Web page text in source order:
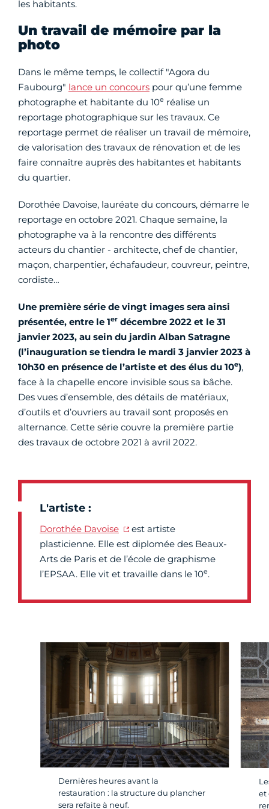
les habitants.
Un travail de mémoire par la
photo
Dans le même temps, le collectif "Agora du
Faubourg" lance un concours pour qu’une femme
photographe et habitante du 10e réalise un
reportage photographique sur les travaux. Ce
reportage permet de réaliser un travail de mémoire,
de valorisation des travaux de rénovation et de les
faire connaître auprès des habitantes et habitants
du quartier.
Dorothée Davoise, lauréate du concours, démarre le
reportage en octobre 2021. Chaque semaine, la
photographe va à la rencontre des différents
acteurs du chantier - architecte, chef de chantier,
maçon, charpentier, échafaudeur, couvreur, peintre,
cordiste…
Une première série de vingt images sera ainsi
présentée, entre le 1er décembre 2022 et le 31
janvier 2023, au sein du jardin Alban Satragne
(l’inauguration se tiendra le mardi 3 janvier 2023 à
10h30 en présence de l’artiste et des élus du 10e),
face à la chapelle encore invisible sous sa bâche.
Des vues d’ensemble, des détails de matériaux,
d’outils et d’ouvriers au travail sont proposés en
alternance. Cette série couvre la première partie
des travaux de octobre 2021 à avril 2022.
L'artiste :
Dorothée Davoise
est artiste
plasticienne. Elle est diplomée des Beaux-
Arts de Paris et de l’école de graphisme
l’EPSAA. Elle vit et travaille dans le 10e.
Dernières heures avant la
restauration : la structure du plancher
sera refaite à neuf.
et